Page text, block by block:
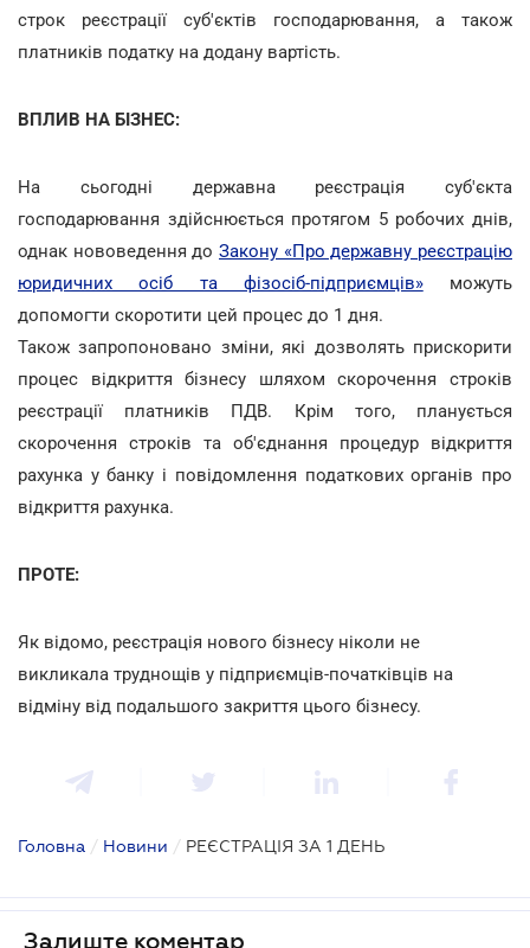
строк реєстрації суб'єктів господарювання, а також
платників податку на додану вартість.
ВПЛИВ НА БІЗНЕС:
На сьогодні державна реєстрація суб'єкта
господарювання здійснюється протягом 5 робочих днів,
однак нововедення до Закону «Про державну реєстрацію
юридичних осіб та фізосіб-підприємців»можуть
допомогти скоротити цей процес до 1 дня.
Також запропоновано зміни, які дозволять прискорити
процес відкриття бізнесу шляхом скорочення строків
реєстрації платників ПДВ. Крім того, планується
скорочення строків та об'єднання процедур відкриття
рахунка у банку і повідомлення податкових органів про
відкриття рахунка.
ПРОТЕ:
Як відомо, реєстрація нового бізнесу ніколи не
викликала труднощів у підприємців-початківців на
відміну від подальшого закриття цього бізнесу.
Головна / Новини / РЕЄСТРАЦІЯ ЗА 1 ДЕНЬ
Залиште коментар